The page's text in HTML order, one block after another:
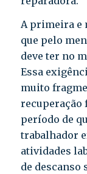
A primeira e
que pelo
deve ter no
Essa
muito
recuperação
período de
trabalhador
atividades
de